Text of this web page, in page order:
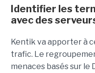
Identifier les
avec des
Kentik va apporter à
trafic. Le
menaces basés sur le